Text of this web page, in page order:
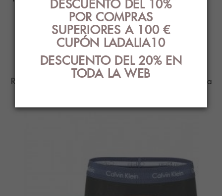
PRODUCTOS
RELACIONADOS
Ropa Interior con el mejor diseño y estilo para
DESCUENTO DEL 10%
POR COMPRAS
SUPERIORES A 100 €
CUPÓN LADALIA10
DESCUENTO DEL 20% EN
TODA LA WEB